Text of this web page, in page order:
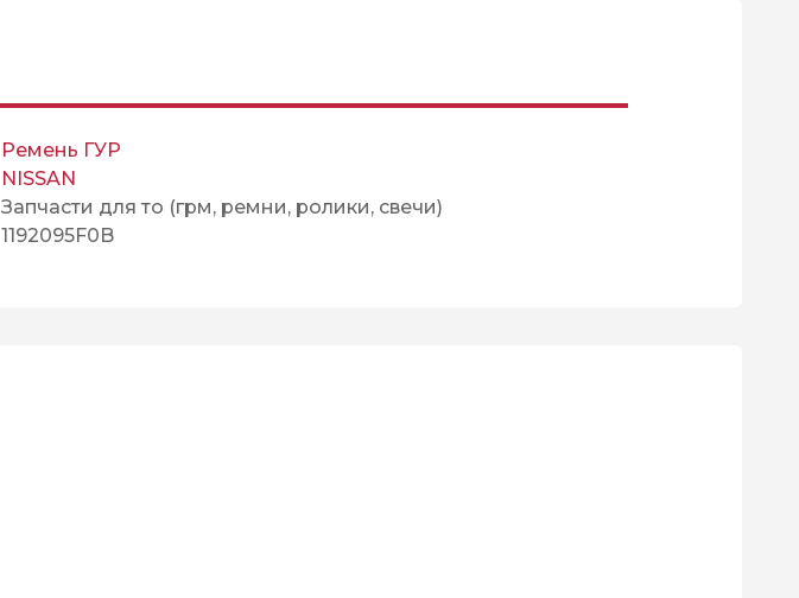
Ремень ГУР
NISSAN
Запчасти для то (грм, ремни, ролики, свечи)
1192095F0B